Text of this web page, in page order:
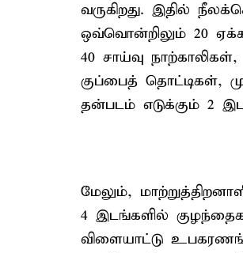
வருகிறது. இதில்
ஒவ்வொன்றிலும் 20
40 சாய்வு
குப்பைத் தொட்டிகள்,
தன்படம் எடுக்கும் 2
மேலும்,
4 இடங்களில்
விளையாட்டு